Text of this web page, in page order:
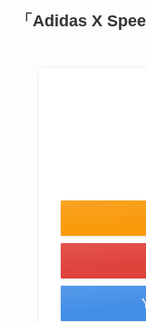
「Adidas X